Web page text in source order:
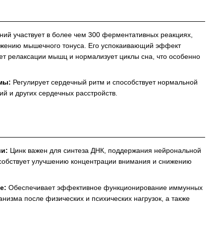
участвует в более чем 300 ферментативных реакциях,
мышечного тонуса. Его успокаивающий эффект
релаксации мышц и нормализует циклы сна, что особенно
Регулирует сердечный ритм и способствует нормальной
и других сердечных расстройств.
Цинк важен для синтеза ДНК, поддержания нейрональной
улучшению концентрации внимания и снижению
Обеспечивает эффективное функционирование иммунных
после физических и психических нагрузок, а также